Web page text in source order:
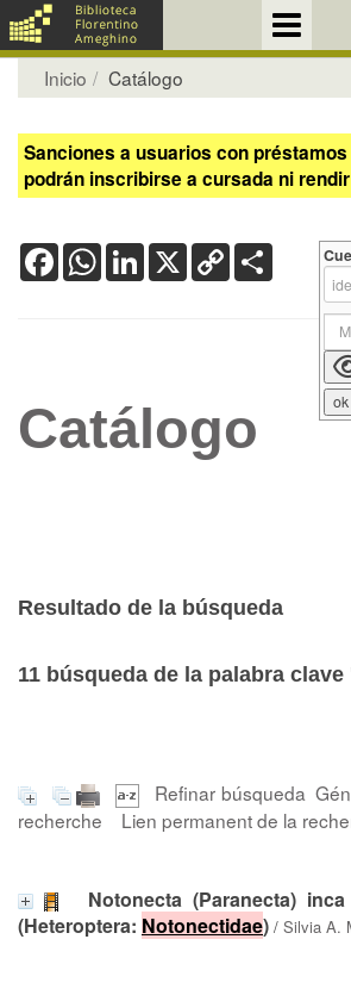
Inicio Catálogo
Sanciones a usuarios con
podrán inscribirse a cursada ni
FacebookWhatsApp
LinkedIn
X Copy
Link
Catálogo
Resultado de la búsqueda
11 búsqueda de la palabra clave
Refinar búsqueda
recherche
Lien permanent de la
Notonecta (Paranecta)
(Heteroptera: Notonectidae) / Silvia A.